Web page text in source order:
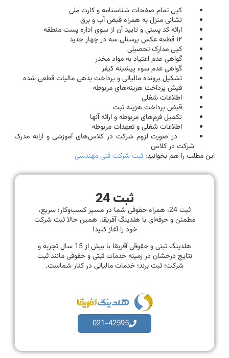
کپی تمام صفحات شناسنامه و کارت ملی
نشانی منزل به همراه قبض آب و برق
ارائه کد پستی و تایید آن از سوی اداره پست منطقه
کپی مدارک تحصیلی
گواهی عدم اعتیاد به مواد مخدر
گواهی عدم سوء پیشینه کیفر
تشکیل پرونده مالیاتی و پرداخت بدهی مالیات قطعی شده
فیش پرداخت هزینه‌های مربوطه
اطلاعات شغلی
قبض پرداخت هزینه ثبت
تکمیل فرم‌های مربوطه و ارائه آنها
اطلاعات شغلی و تعهدات مربوطه
در صورت لزوم شرکت در کلاس‌های آموزشی و ارائه مدرک
شرکت در کلاس
این مطلب را هم بخوانید: ثبت شرکت فنی مهندسی
ثبت 24
ثبت 24، همراه حقوقی شما در مسیر کسب‌وکار؛ سریع،
مطمئن و حرفه‌ای با هلدینگ آفریقا. همین حالا ثبت شرکت
خود را آغاز کنید!
هلدینگ ثبتی و حقوقی آفریقا با بیش از 15 سال تجربه و
نتایج درخشان در زمینه خدمات ثبتی و حقوقی مانند ثبت
شرکت؛ ثبت برند؛ خدمات مالیاتی در کنار شماست.
021-42595